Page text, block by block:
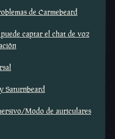
de Carmebeard
captar el chat de voz
Saturnbeard
Modo de auriculares